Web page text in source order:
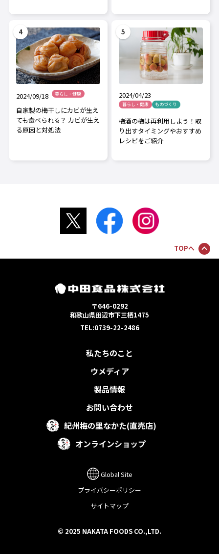
2024/09/18 暮らし・健康
自家製の梅干しにカビが生え
ても食べられる？ カビが生え
る原因と対処法
2024/04/23
暮らし・健康 ものづくり
梅酒の梅は再利用しよう！取
り出すタイミングやおすすめ
レシピをご紹介
TOPへ
〒646-0292
和歌山県田辺市下三栖1475
TEL:0739-22-2486
私たちのこと
ウメディア
製品情報
お問い合わせ
紀州梅の里なかた(直売店)
オンラインショップ
Global Site
プライバシーポリシー
サイトマップ
© 2025 NAKATA FOODS CO.,LTD.